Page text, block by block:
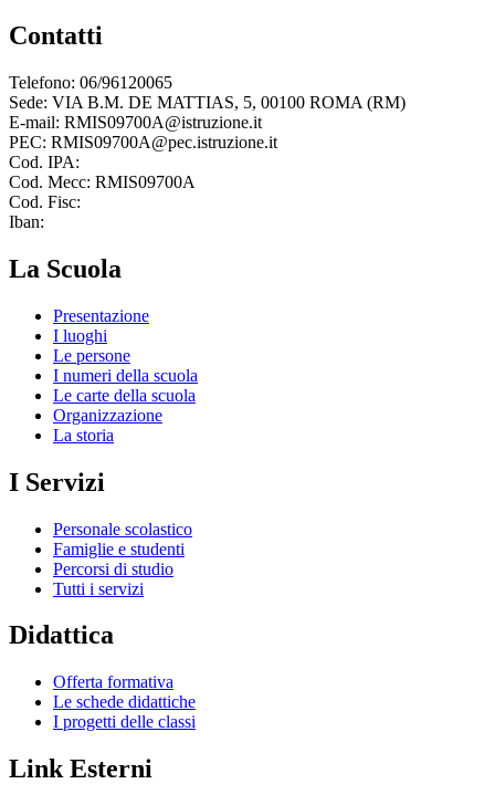
Contatti
Telefono: 06/96120065
Sede: VIA B.M. DE MATTIAS, 5, 00100 ROMA (RM)
E-mail: RMIS09700A@istruzione.it
PEC: RMIS09700A@pec.istruzione.it
Cod. IPA:
Cod. Mecc: RMIS09700A
Cod. Fisc:
Iban:
La Scuola
Presentazione
I luoghi
Le persone
I numeri della scuola
Le carte della scuola
Organizzazione
La storia
I Servizi
Personale scolastico
Famiglie e studenti
Percorsi di studio
Tutti i servizi
Didattica
Offerta formativa
Le schede didattiche
I progetti delle classi
Link Esterni